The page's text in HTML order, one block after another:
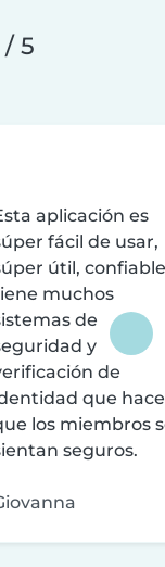
/ 5
aplicación es
fácil de usar,
útil,
muchos
de
y
de
que
los miembros
seguros.